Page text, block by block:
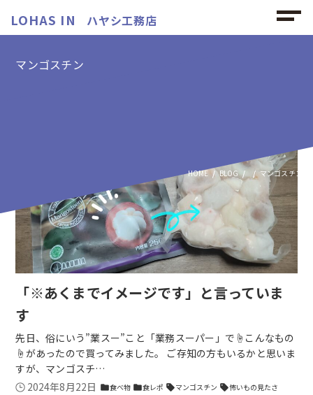
LOHAS IN ハヤシ工務店
マンゴスチン
HOME BLOG マンゴスチン
「※あくまでイメージです」と言っていま
す
先日、俗にいう”業スー”こと「業務スーパー」で☝こんなもの
☝があったので買ってみました。 ご存知の方もいるかと思いま
すが、マンゴスチ…
2024年8月22日 folder食べ物 folder食レポ sellマンゴスチン sell怖いもの見たさ